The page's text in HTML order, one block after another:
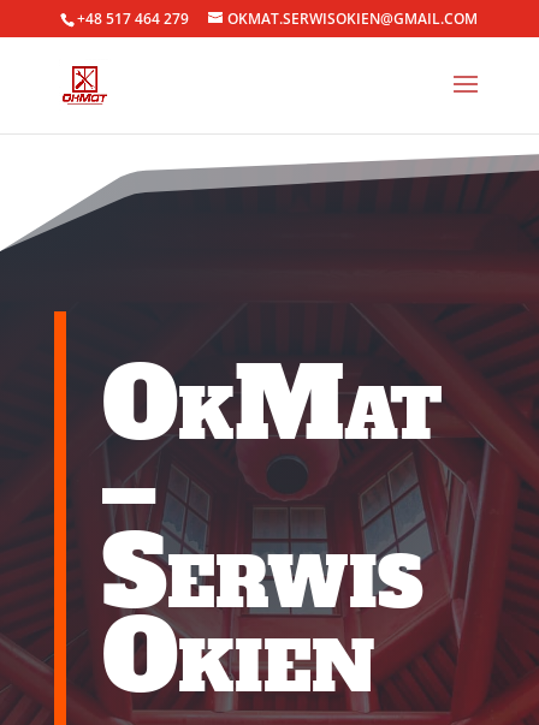
+48 517 464 279 OKMAT.SERWISOKIEN@GMAIL.COM
OkMat
–
Serwis
Okien